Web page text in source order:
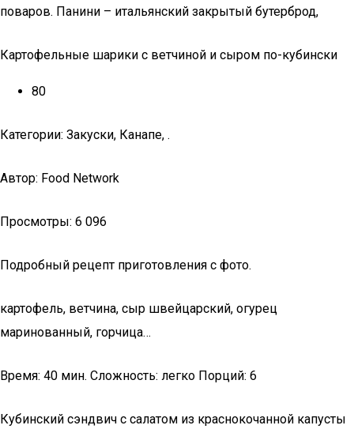
поваров. Панини – итальянский закрытый бутерброд,
Картофельные шарики с ветчиной и сыром по-кубински
80
Категории: Закуски, Канапе, .
Автор: Food Network
Просмотры: 6 096
Подробный рецепт приготовления с фото.
картофель, ветчина, сыр швейцарский, огурец
маринованный, горчица…
Время: 40 мин. Сложность: легко Порций: 6
Кубинский сэндвич с салатом из краснокочанной капусты